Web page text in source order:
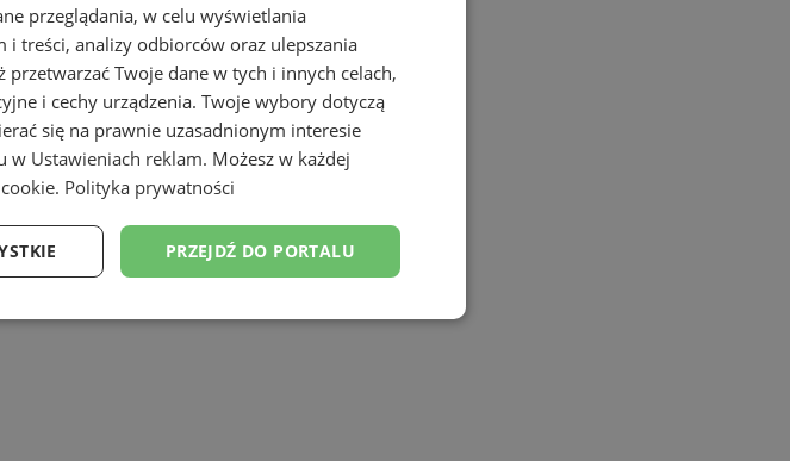
przeglądania, w celu wyświetlania
treści, analizy odbiorców oraz ulepszania
przetwarzać Twoje dane w tych i innych celach,
i cechy urządzenia. Twoje wybory dotyczą
się na prawnie uzasadnionym interesie
w Ustawieniach reklam. Możesz w każdej
. Polityka prywatności
PRZEJDŹ DO PORTALU
Funkcjonalność Niesklasyfikowane